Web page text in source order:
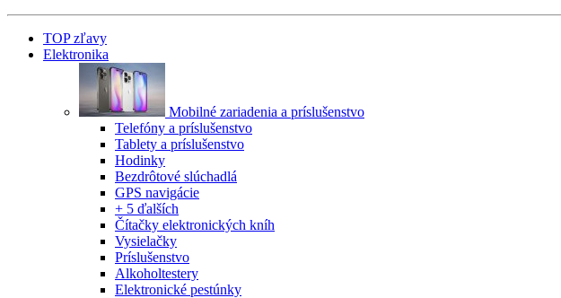
TOP zľavy
Elektronika
Mobilné zariadenia a príslušenstvo
Telefóny a príslušenstvo
Tablety a príslušenstvo
Hodinky
Bezdrôtové slúchadlá
GPS navigácie
+ 5 ďalších
Čítačky elektronických kníh
Vysielačky
Príslušenstvo
Alkoholtestery
Elektronické pestúnky